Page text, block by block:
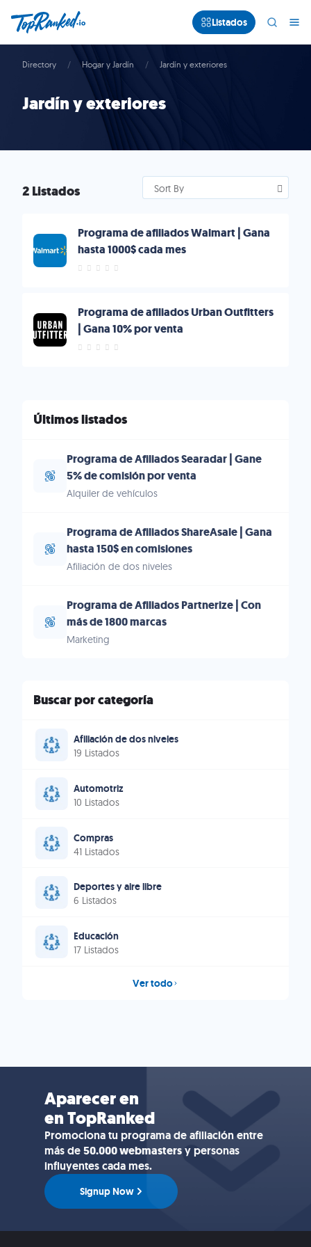
Listados
Directory Hogar y Jardín Jardín y exteriores
Jardín y exteriores
2 Listados Sort By
Programa de afiliados Walmart | Gana
hasta 1000$ cada mes
Programa de afiliados Urban Outfitters
| Gana 10% por venta
Últimos listados
Programa de Afiliados Searadar | Gane
5% de comisión por venta
Alquiler de vehículos
Programa de Afiliados ShareAsale | Gana
hasta 150$ en comisiones
Afiliación de dos niveles
Programa de Afiliados Partnerize | Con
más de 1800 marcas
Marketing
Buscar por categoría
Afiliación de dos niveles
19 Listados
Automotriz
10 Listados
Compras
41 Listados
Deportes y aire libre
6 Listados
Educación
17 Listados
Ver todo
Aparecer en
en TopRanked
Promociona tu programa de afiliación entre
más de50.000 webmastersy personas
influyentes cada mes.
Signup Now